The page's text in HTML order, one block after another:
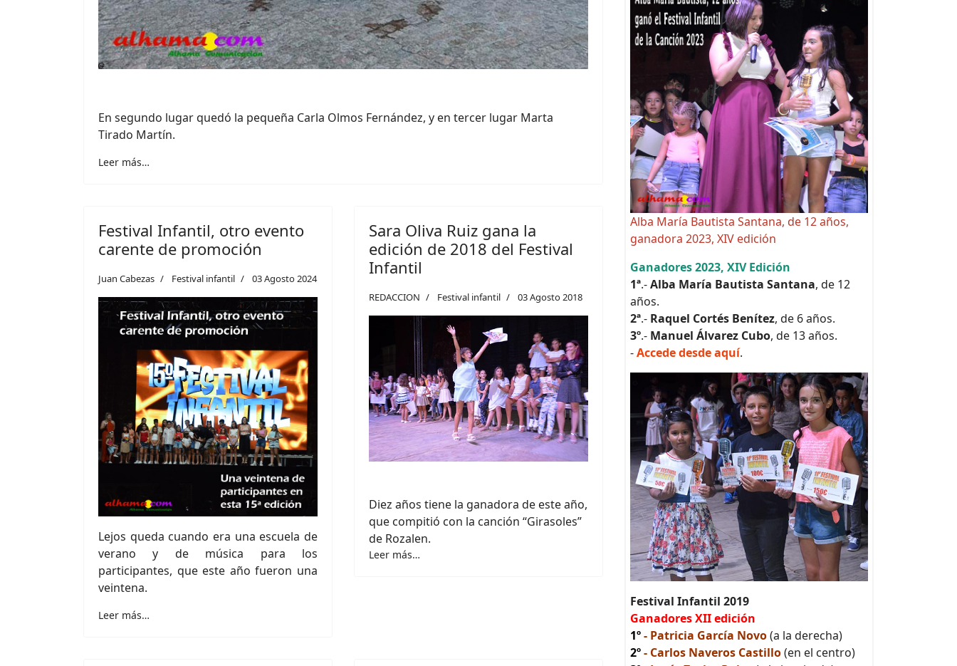
En segundo lugar quedó la pequeña Carla Olmos Fernández, y en tercer lugar Marta
Tirado Martín.
Leer más…
Festival Infantil, otro evento
carente de promoción
Juan Cabezas Festival infantil 03 Agosto 2024
Lejos queda cuando era una escuela de
verano y de música para los
participantes, que este año fueron una
veintena.
Leer más…
Sara Oliva Ruiz gana la
edición de 2018 del Festival
Infantil
REDACCION Festival infantil 03 Agosto 2018
Diez años tiene la ganadora de este año,
que compitió con la canción “Girasoles”
de Rozalen.
Leer más…
Alba María Bautista Santana, de 12 años,
ganadora 2023, XIV edición
Ganadores 2023, XIV Edición
1ª.-Alba María Bautista Santana, de 12
años.
2ª.- Raquel Cortés Benítez, de 6 años.
3º.- Manuel Álvarez Cubo, de 13 años.
-Accede desde aquí.
Festival Infantil 2019
Ganadores XII edición
1º- Patricia García Novo(a la derecha)
2º- Carlos Naveros Castillo(en el centro)